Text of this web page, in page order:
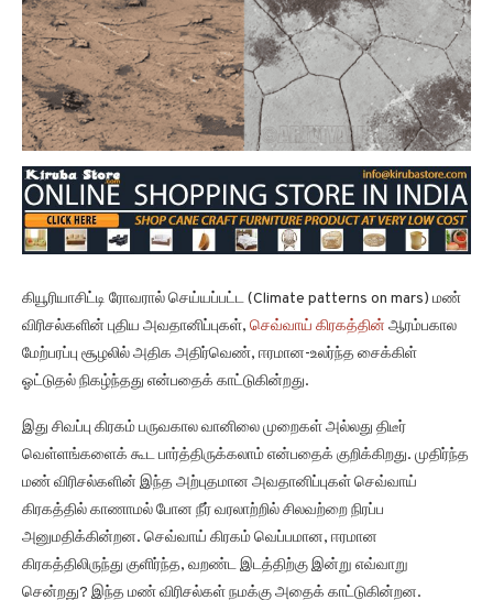
கியூரியாசிட்டி ரோவரால் செய்யப்பட்ட (Climate patterns on mars) மண்
விரிசல்களின் புதிய அவதானிப்புகள், செவ்வாய் கிரகத்தின் ஆரம்பகால
மேற்பரப்பு சூழலில் அதிக அதிர்வெண், ஈரமான-உலர்ந்த சைக்கிள்
ஓட்டுதல் நிகழ்ந்தது என்பதைக் காட்டுகின்றது.
இது சிவப்பு கிரகம் பருவகால வானிலை முறைகள் அல்லது திடீர்
வெள்ளங்களைக் கூட பார்த்திருக்கலாம் என்பதைக் குறிக்கிறது. முதிர்ந்த
மண் விரிசல்களின் இந்த அற்புதமான அவதானிப்புகள் செவ்வாய்
கிரகத்தில் காணாமல் போன நீர் வரலாற்றில் சிலவற்றை நிரப்ப
அனுமதிக்கின்றன. செவ்வாய் கிரகம் வெப்பமான, ஈரமான
கிரகத்திலிருந்து குளிர்ந்த, வறண்ட இடத்திற்கு இன்று எவ்வாறு
சென்றது? இந்த மண் விரிசல்கள் நமக்கு அதைக் காட்டுகின்றன.